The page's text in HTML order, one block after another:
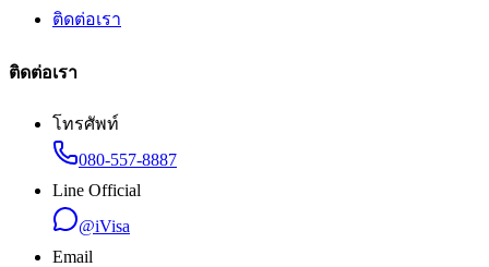
ติดต่อเรา
ติดต่อเรา
โทรศัพท์
080-557-8887
Line Official
@iVisa
Email